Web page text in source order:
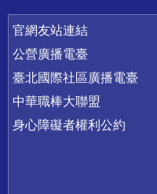
官網友站連結
公營廣播電臺
臺北國際社區廣播電臺
中華職棒大聯盟
身心障礙者權利公約